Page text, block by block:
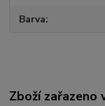
Barva
Zboží zařazeno